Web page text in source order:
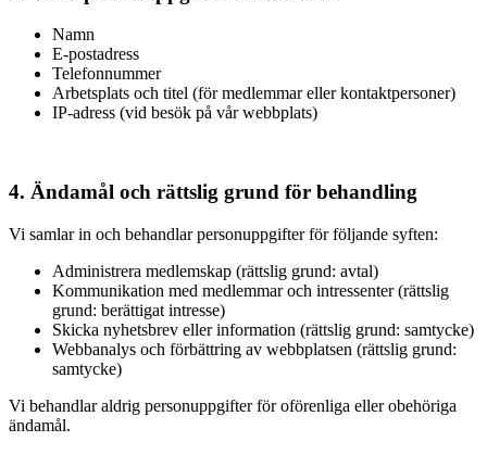
Namn
E-postadress
Telefonnummer
Arbetsplats och titel (för medlemmar eller kontaktpersoner)
IP-adress (vid besök på vår webbplats)
4. Ändamål och rättslig grund för behandling
Vi samlar in och behandlar personuppgifter för följande syften:
Administrera medlemskap (rättslig grund: avtal)
Kommunikation med medlemmar och intressenter (rättslig
grund: berättigat intresse)
Skicka nyhetsbrev eller information (rättslig grund: samtycke)
Webbanalys och förbättring av webbplatsen (rättslig grund:
samtycke)
Vi behandlar aldrig personuppgifter för oförenliga eller obehöriga
ändamål.